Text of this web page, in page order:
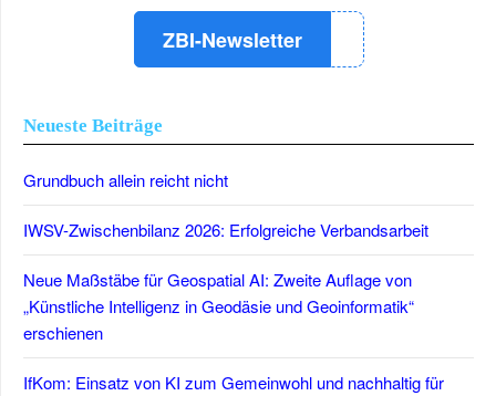
ZBI-Newsletter
Neueste Beiträge
Grundbuch allein reicht nicht
IWSV-Zwischenbilanz 2026: Erfolgreiche Verbandsarbeit
Neue Maßstäbe für Geospatial AI: Zweite Auflage von
„Künstliche Intelligenz in Geodäsie und Geoinformatik“
erschienen
IfKom: Einsatz von KI zum Gemeinwohl und nachhaltig für